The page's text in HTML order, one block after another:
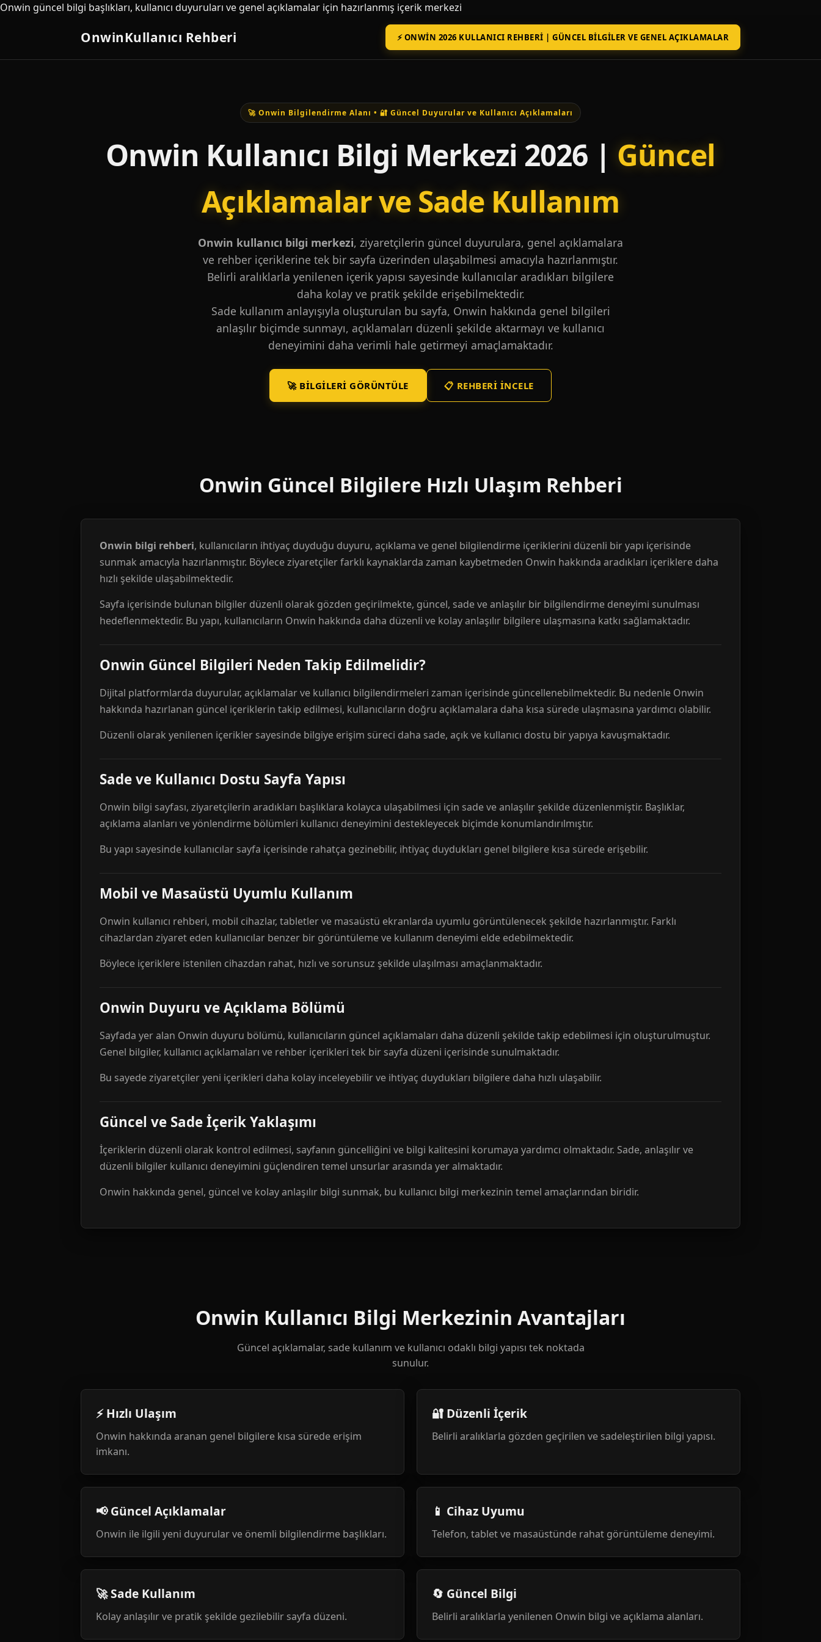
Onwin güncel bilgi başlıkları, kullanıcı duyuruları ve genel açıklamalar için hazırlanmış içerik merkezi
OnwinKullanıcı Rehberi ⚡ ONWIN 2026 KULLANICI REHBERI | GÜNCEL BILGILER VE GENEL AÇIKLAMALAR
🚀 Onwin Bilgilendirme Alanı • 🔐 Güncel Duyurular ve Kullanıcı Açıklamaları
Onwin Kullanıcı Bilgi Merkezi 2026 | Güncel
Açıklamalar ve Sade Kullanım
Onwin kullanıcı bilgi merkezi, ziyaretçilerin güncel duyurulara, genel açıklamalara
ve rehber içeriklerine tek bir sayfa üzerinden ulaşabilmesi amacıyla hazırlanmıştır.
Belirli aralıklarla yenilenen içerik yapısı sayesinde kullanıcılar aradıkları bilgilere
daha kolay ve pratik şekilde erişebilmektedir.
Sade kullanım anlayışıyla oluşturulan bu sayfa, Onwin hakkında genel bilgileri
anlaşılır biçimde sunmayı, açıklamaları düzenli şekilde aktarmayı ve kullanıcı
deneyimini daha verimli hale getirmeyi amaçlamaktadır.
🚀 BILGILERI GÖRÜNTÜLE 📋 REHBERI İNCELE
Onwin Güncel Bilgilere Hızlı Ulaşım Rehberi
Onwin bilgi rehberi, kullanıcıların ihtiyaç duyduğu duyuru, açıklama ve genel bilgilendirme içeriklerini düzenli bir yapı içerisinde
sunmak amacıyla hazırlanmıştır. Böylece ziyaretçiler farklı kaynaklarda zaman kaybetmeden Onwin hakkında aradıkları içeriklere daha
hızlı şekilde ulaşabilmektedir.
Sayfa içerisinde bulunan bilgiler düzenli olarak gözden geçirilmekte, güncel, sade ve anlaşılır bir bilgilendirme deneyimi sunulması
hedeflenmektedir. Bu yapı, kullanıcıların Onwin hakkında daha düzenli ve kolay anlaşılır bilgilere ulaşmasına katkı sağlamaktadır.
Onwin Güncel Bilgileri Neden Takip Edilmelidir?
Dijital platformlarda duyurular, açıklamalar ve kullanıcı bilgilendirmeleri zaman içerisinde güncellenebilmektedir. Bu nedenle Onwin
hakkında hazırlanan güncel içeriklerin takip edilmesi, kullanıcıların doğru açıklamalara daha kısa sürede ulaşmasına yardımcı olabilir.
Düzenli olarak yenilenen içerikler sayesinde bilgiye erişim süreci daha sade, açık ve kullanıcı dostu bir yapıya kavuşmaktadır.
Sade ve Kullanıcı Dostu Sayfa Yapısı
Onwin bilgi sayfası, ziyaretçilerin aradıkları başlıklara kolayca ulaşabilmesi için sade ve anlaşılır şekilde düzenlenmiştir. Başlıklar,
açıklama alanları ve yönlendirme bölümleri kullanıcı deneyimini destekleyecek biçimde konumlandırılmıştır.
Bu yapı sayesinde kullanıcılar sayfa içerisinde rahatça gezinebilir, ihtiyaç duydukları genel bilgilere kısa sürede erişebilir.
Mobil ve Masaüstü Uyumlu Kullanım
Onwin kullanıcı rehberi, mobil cihazlar, tabletler ve masaüstü ekranlarda uyumlu görüntülenecek şekilde hazırlanmıştır. Farklı
cihazlardan ziyaret eden kullanıcılar benzer bir görüntüleme ve kullanım deneyimi elde edebilmektedir.
Böylece içeriklere istenilen cihazdan rahat, hızlı ve sorunsuz şekilde ulaşılması amaçlanmaktadır.
Onwin Duyuru ve Açıklama Bölümü
Sayfada yer alan Onwin duyuru bölümü, kullanıcıların güncel açıklamaları daha düzenli şekilde takip edebilmesi için oluşturulmuştur.
Genel bilgiler, kullanıcı açıklamaları ve rehber içerikleri tek bir sayfa düzeni içerisinde sunulmaktadır.
Bu sayede ziyaretçiler yeni içerikleri daha kolay inceleyebilir ve ihtiyaç duydukları bilgilere daha hızlı ulaşabilir.
Güncel ve Sade İçerik Yaklaşımı
İçeriklerin düzenli olarak kontrol edilmesi, sayfanın güncelliğini ve bilgi kalitesini korumaya yardımcı olmaktadır. Sade, anlaşılır ve
düzenli bilgiler kullanıcı deneyimini güçlendiren temel unsurlar arasında yer almaktadır.
Onwin hakkında genel, güncel ve kolay anlaşılır bilgi sunmak, bu kullanıcı bilgi merkezinin temel amaçlarından biridir.
Onwin Kullanıcı Bilgi Merkezinin Avantajları
Güncel açıklamalar, sade kullanım ve kullanıcı odaklı bilgi yapısı tek noktada
sunulur.
⚡ Hızlı Ulaşım
Onwin hakkında aranan genel bilgilere kısa sürede erişim
imkanı.
🔐 Düzenli İçerik
Belirli aralıklarla gözden geçirilen ve sadeleştirilen bilgi yapısı.
📢 Güncel Açıklamalar
Onwin ile ilgili yeni duyurular ve önemli bilgilendirme başlıkları.
📱 Cihaz Uyumu
Telefon, tablet ve masaüstünde rahat görüntüleme deneyimi.
🚀 Sade Kullanım
Kolay anlaşılır ve pratik şekilde gezilebilir sayfa düzeni.
🔄 Güncel Bilgi
Belirli aralıklarla yenilenen Onwin bilgi ve açıklama alanları.